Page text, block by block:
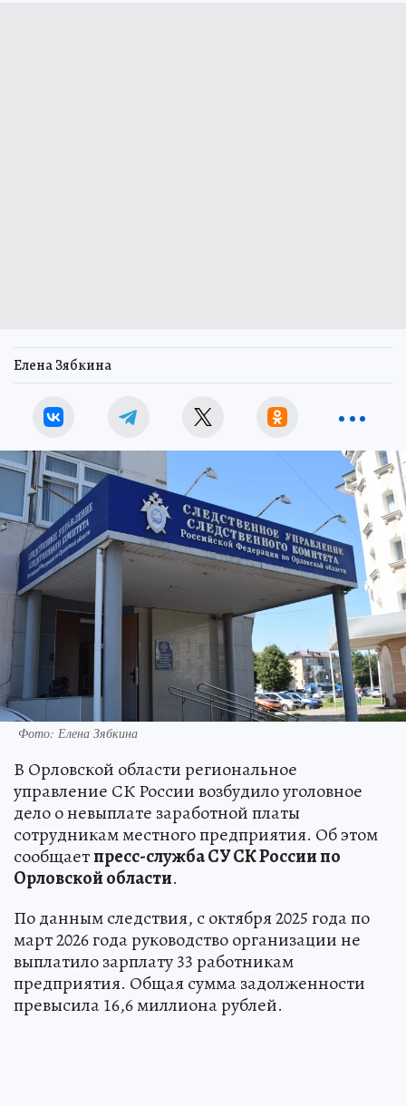
Елена Зябкина
Фото: Елена Зябкина
В Орловской области региональное
управление СК России возбудило уголовное
дело о невыплате заработной платы
сотрудникам местного предприятия. Об этом
сообщаетпресс-служба СУ СК России по
Орловской области.
По данным следствия, с октября 2025 года по
март 2026 года руководство организации не
выплатило зарплату 33 работникам
предприятия. Общая сумма задолженности
превысила 16,6 миллиона рублей.